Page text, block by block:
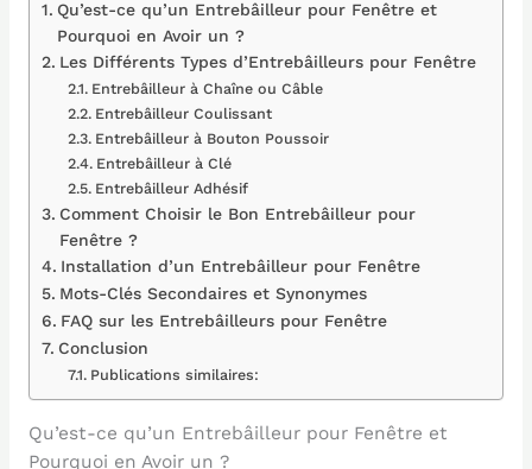
Qu’est-ce qu’un Entrebâilleur pour Fenêtre et
Pourquoi en Avoir un ?
Les Différents Types d’Entrebâilleurs pour Fenêtre
Entrebâilleur à Chaîne ou Câble
Entrebâilleur Coulissant
Entrebâilleur à Bouton Poussoir
Entrebâilleur à Clé
Entrebâilleur Adhésif
Comment Choisir le Bon Entrebâilleur pour
Fenêtre ?
Installation d’un Entrebâilleur pour Fenêtre
Mots-Clés Secondaires et Synonymes
FAQ sur les Entrebâilleurs pour Fenêtre
Conclusion
Publications similaires:
Qu’est-ce qu’un Entrebâilleur pour Fenêtre et
Pourquoi en Avoir un ?